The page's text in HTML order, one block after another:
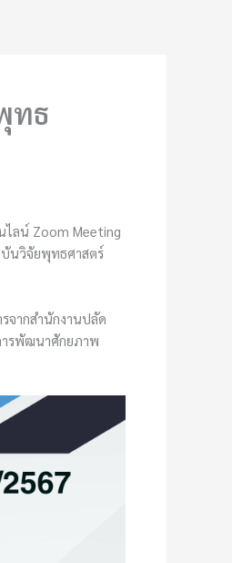
ทธ
ไลน์ Zoom Meeting
นวิจัยพุทธศาสตร์
จากสำนักงานปลัด
ารพัฒนาศักยภาพ